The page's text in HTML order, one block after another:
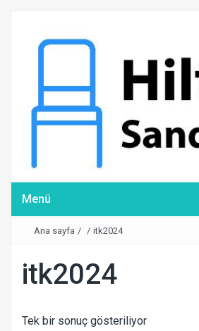
Menü
Ana sayfa / / itk2024
itk2024
Tek bir sonuç gösteriliyor